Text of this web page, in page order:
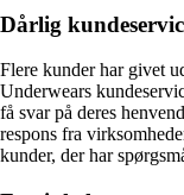
Dårlig
Flere kunder har givet
Underwears
få svar på deres
respons fra
kunder, der har